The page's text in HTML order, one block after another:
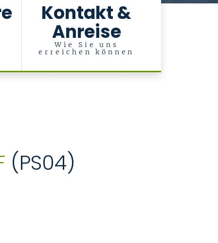
Kontakt &
Anreise
Wie Sie uns
erreichen können
(PS04)